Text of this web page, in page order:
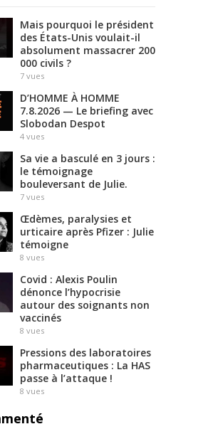
Mais pourquoi le président
des États-Unis voulait-il
absolument massacrer 200
000 civils ?
7 vues
D’HOMME À HOMME
7.8.2026 — Le briefing avec
Slobodan Despot
4 vues
Sa vie a basculé en 3 jours :
le témoignage
bouleversant de Julie.
7 vues
Œdèmes, paralysies et
urticaire après Pfizer : Julie
témoigne
8 vues
Covid : Alexis Poulin
dénonce l’hypocrisie
autour des soignants non
vaccinés
8 vues
Pressions des laboratoires
pharmaceutiques : La HAS
passe à l’attaque !
8 vues